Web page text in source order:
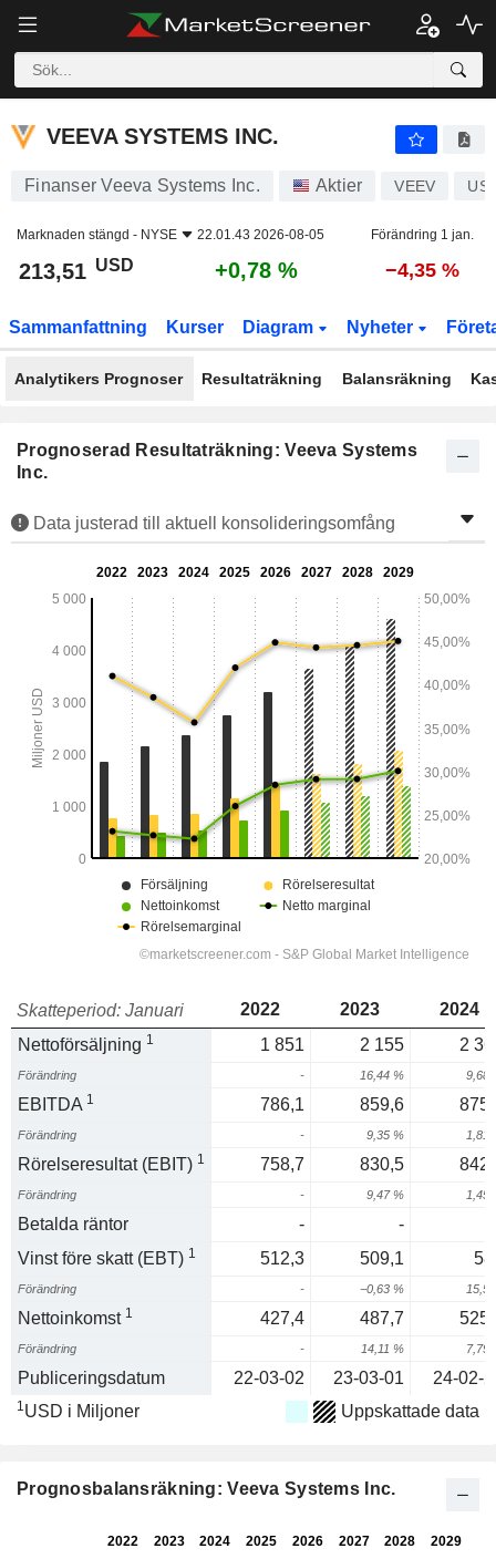
VEEVA SYSTEMS INC.
VEEVA SYSTEMS INC.
Finanser Veeva Systems Inc. Aktier VEEV
Marknaden stängd - NYSE 22.01.43 2026-08-05 Förändring 1 jan.
213,51 USD +0,78 % −4,35 %
Sammanfattning Kurser Diagram Nyheter
Analytikers Prognoser Resultaträkning Balansräkning
Prognoserad Resultaträkning: Veeva Systems
Inc.
Data justerad till aktuell konsolideringsomfång
Skatteperiod: Januari 2022 2023
2024
Nettoförsäljning 1 1 851 2 155 2
Förändring - 16,44 % 9,68
EBITDA 1 786,1 859,6
Förändring - 9,35 % 1,81
Rörelseresultat (EBIT) 1 758,7 830,5
Förändring - 9,47 % 1,45
Betalda räntor -
-
Vinst före skatt (EBT) 1 512,3 509,1
Förändring - −0,63 % 15,5
Nettoinkomst 1 427,4 487,7
Förändring - 14,11 % 7,79
Publiceringsdatum 22-03-02 23-03-01 24-02-
1USD i Miljoner Uppskattade data
Prognosbalansräkning: Veeva Systems Inc.